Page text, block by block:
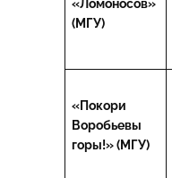
«Ломоносов»
(МГУ)
«Покори
Воробьевы
горы!» (МГУ)